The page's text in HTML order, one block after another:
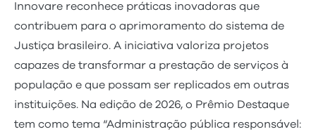
Innovare reconhece práticas inovadoras que
contribuem para o aprimoramento do sistema de
Justiça brasileiro. A iniciativa valoriza projetos
capazes de transformar a prestação de serviços à
população e que possam ser replicados em outras
instituições. Na edição de 2026, o Prêmio Destaque
tem como tema “Administração pública responsável: